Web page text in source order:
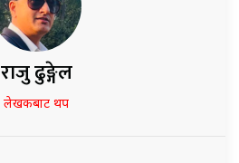
राजु ढुङ्गेल
लेखकबाट थप